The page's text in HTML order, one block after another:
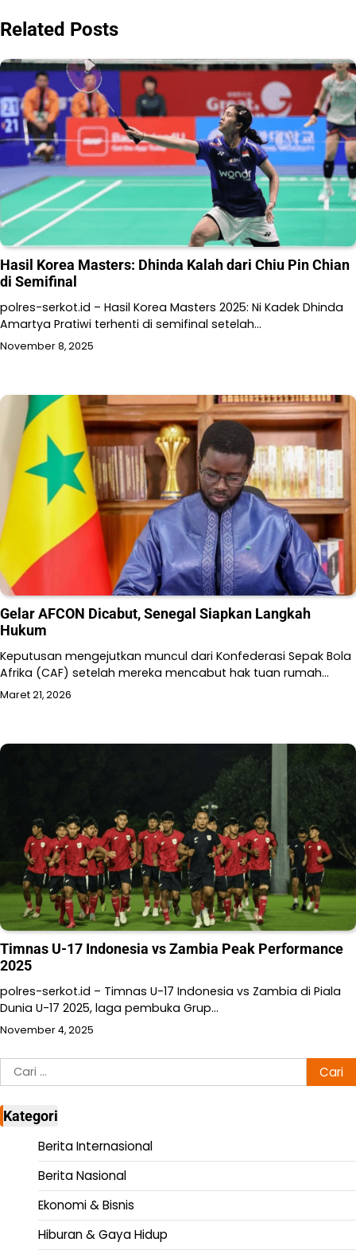
Related Posts
Hasil Korea Masters: Dhinda Kalah dari Chiu Pin Chian
di Semifinal
polres-serkot.id – Hasil Korea Masters 2025: Ni Kadek Dhinda
Amartya Pratiwi terhenti di semifinal setelah…
November 8, 2025
Gelar AFCON Dicabut, Senegal Siapkan Langkah
Hukum
Keputusan mengejutkan muncul dari Konfederasi Sepak Bola
Afrika (CAF) setelah mereka mencabut hak tuan rumah…
Maret 21, 2026
Timnas U-17 Indonesia vs Zambia Peak Performance
2025
polres-serkot.id – Timnas U-17 Indonesia vs Zambia di Piala
Dunia U-17 2025, laga pembuka Grup…
November 4, 2025
Cari
untuk:
Kategori
Berita Internasional
Berita Nasional
Ekonomi & Bisnis
Hiburan & Gaya Hidup